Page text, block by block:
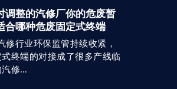
调整的汽修厂你的危废暂
合哪种危废固定式终端
修行业环保监管持续收紧，
终端的对接成了很多产线临
汽修…